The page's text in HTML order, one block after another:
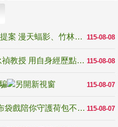
115-08-08
青年壯遊點精選夏夜限定避暑提案 漫天蝠影、竹林尋蛙、茶香夜觀 邀青年暮色出發
115-08-08
教育家人物典範 發明大王林永禎教授 用自身經歷點亮學生的路
115-08-07
115-08-07
反詐騙宣導_防詐有道，霹靂布袋戲陪你守護荷包不受騙